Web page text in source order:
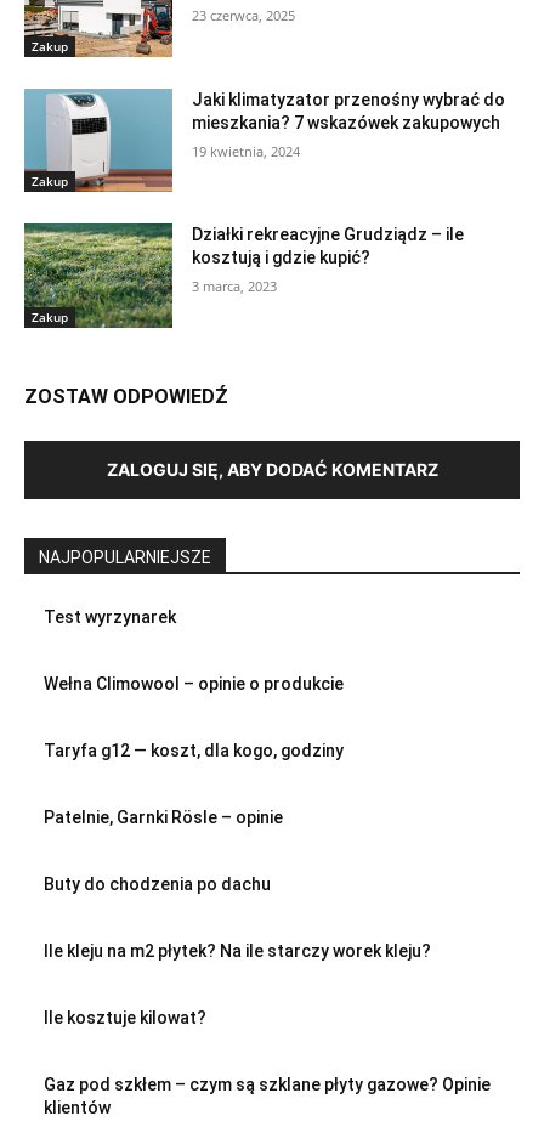
Zakup
23 czerwca, 2025
Zakup
Jaki klimatyzator przenośny wybrać do
mieszkania? 7 wskazówek zakupowych
19 kwietnia, 2024
Zakup
Działki rekreacyjne Grudziądz – ile
kosztują i gdzie kupić?
3 marca, 2023
ZOSTAW ODPOWIEDŹ
ZALOGUJ SIĘ, ABY DODAĆ KOMENTARZ
NAJPOPULARNIEJSZE
Test wyrzynarek
Wełna Climowool – opinie o produkcie
Taryfa g12 — koszt, dla kogo, godziny
Patelnie, Garnki Rösle – opinie
Buty do chodzenia po dachu
Ile kleju na m2 płytek? Na ile starczy worek kleju?
Ile kosztuje kilowat?
Gaz pod szkłem – czym są szklane płyty gazowe? Opinie
klientów